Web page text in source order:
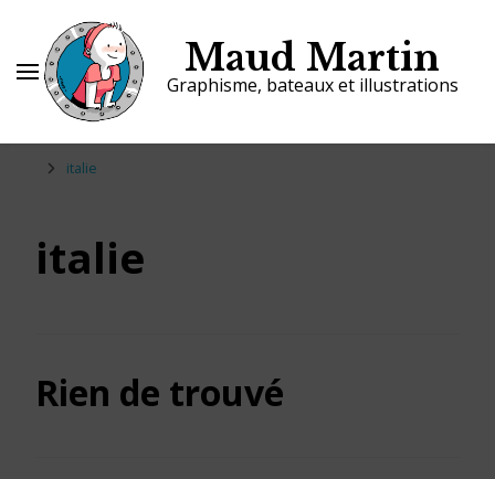
Maud Martin
Graphisme, bateaux et illustrations
italie
italie
Rien de trouvé